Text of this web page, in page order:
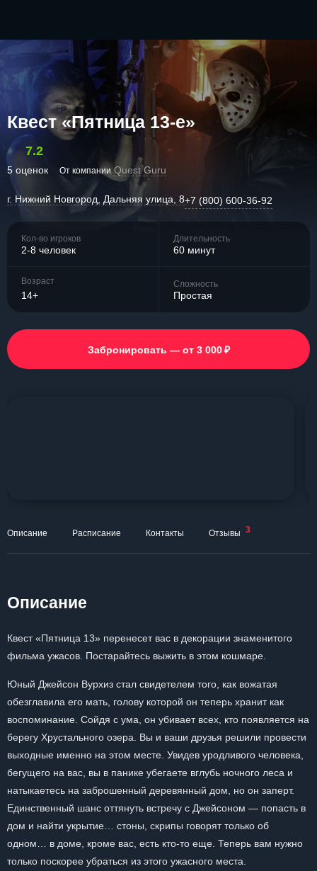
Квест «Пятница 13-е»
7.2
5 оценок От компании Quest Guru
г. Нижний Новгород, Дальняя улица, 8+7 (800) 600-36-92
Кол-во игроков
2-8 человек
Длительность
60 минут
Возраст
14+
Сложность
Простая
Забронировать — от 3 000 ₽
Описание Расписание Контакты Отзывы 3
Описание
Квест «Пятница 13» перенесет вас в декорации знаменитого
фильма ужасов. Постарайтесь выжить в этом кошмаре.
Юный Джейсон Вурхиз стал свидетелем того, как вожатая
обезглавила его мать, голову которой он теперь хранит как
воспоминание. Сойдя с ума, он убивает всех, кто появляется на
берегу Хрустального озера. Вы и ваши друзья решили провести
выходные именно на этом месте. Увидев уродливого человека,
бегущего на вас, вы в панике убегаете вглубь ночного леса и
натыкаетесь на заброшенный деревянный дом, но он заперт.
Единственный шанс оттянуть встречу с Джейсоном — попасть в
дом и найти укрытие… стоны, скрипы говорят только об
одном… в доме, кроме вас, есть кто-то еще. Теперь вам нужно
только поскорее убраться из этого ужасного места.